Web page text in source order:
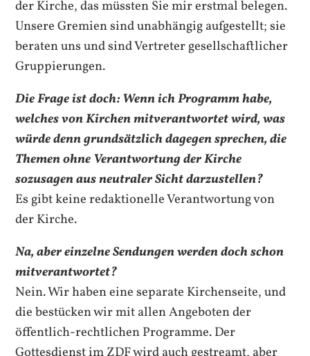
der Kirche, das müssten Sie mir erstmal belegen.
Unsere Gremien sind unabhängig aufgestellt; sie
beraten uns und sind Vertreter gesellschaftlicher
Gruppierungen.
Die Frage ist doch: Wenn ich Programm habe,
welches von Kirchen mitverantwortet wird, was
würde denn grundsätzlich dagegen sprechen, die
Themen ohne Verantwortung der Kirche
sozusagen aus neutraler Sicht darzustellen?
Es gibt keine redaktionelle Verantwortung von
der Kirche.
Na, aber einzelne Sendungen werden doch schon
mitverantwortet?
Nein. Wir haben eine separate Kirchenseite, und
die bestücken wir mit allen Angeboten der
öffentlich-rechtlichen Programme. Der